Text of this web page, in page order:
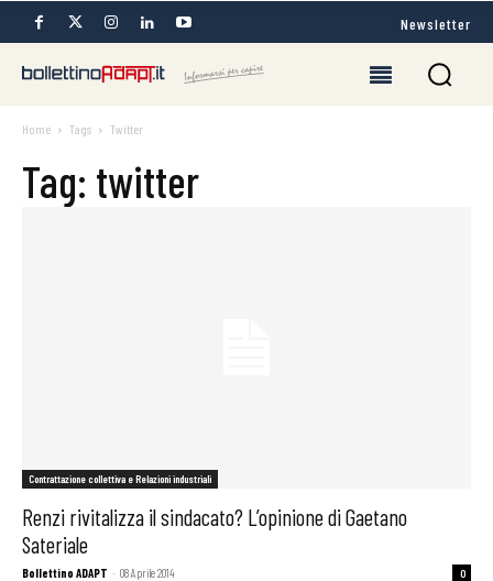
Newsletter
Home Tags Twitter
Tag: twitter
Contrattazione collettiva e Relazioni industriali
Renzi rivitalizza il sindacato? L’opinione di Gaetano
Sateriale
Bollettino ADAPT - 08 Aprile 2014 0